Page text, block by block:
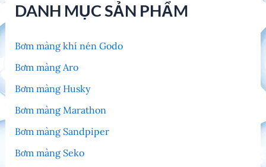
DANH MỤC SẢN PHẨM
Bơm màng khí nén Godo
Bơm màng Aro
Bơm màng Husky
Bơm màng Marathon
Bơm màng Sandpiper
Bơm màng Seko